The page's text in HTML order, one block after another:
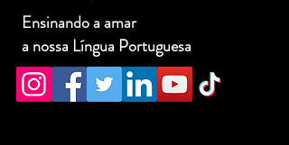
Ensinando a amar
a nossa Língua Portuguesa